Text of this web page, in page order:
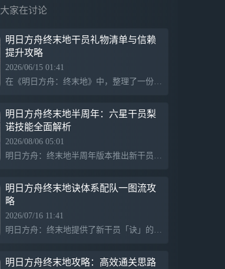
大家在讨论
明日方舟终末地干员礼物清单与信赖
提升攻略
2026/06/15 01:41
在《明日方舟：终末地》中，整理了一份干员的礼物清单，以帮助玩家快速提升干员的信赖度。与精锻相比，信赖提升的性价比更高，建议管理员在备战危机合约时不忘增强干员的信赖度。
明日方舟终末地半周年：六星干员梨
诺技能全面解析
2026/08/06 05:01
明日方舟：终末地半周年版本推出新干员梨诺，8月9日正式上线。作为电磁属性辅助角色，梨诺以演唱姿态为团队提供攻击力加成和群体治疗。她具备快速回复终结技能和增幅效果，适合融入庄方宜电队与诀的队伍。梨诺专属武器为六星长柄医疗专武曜夜的首演，完美契合她的辅助定位。
明日方舟终末地诀体系配队一图流攻
略
2026/07/16 11:41
明日方舟：终末地提供了新干员「诀」的配队方案，包括智形态与意形态的常规和非常规队伍配置。推荐组合如：智形态常规队可选择「诀」+赛希+佩丽卡+艾尔黛拉等，意形态也提供多种输出策略。新手可参考低成本搭配，适用于1.4版本。该图文内容简化了干员配置，便于玩家快速上手与理解。
明日方舟终末地攻略：高效通关思路